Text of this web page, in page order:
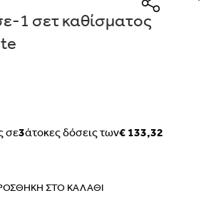
1 σετ καθίσματος
σε3άτοκες δόσεις των€ 133,32
ΣΤΟ ΚΑΛΆΘΙ